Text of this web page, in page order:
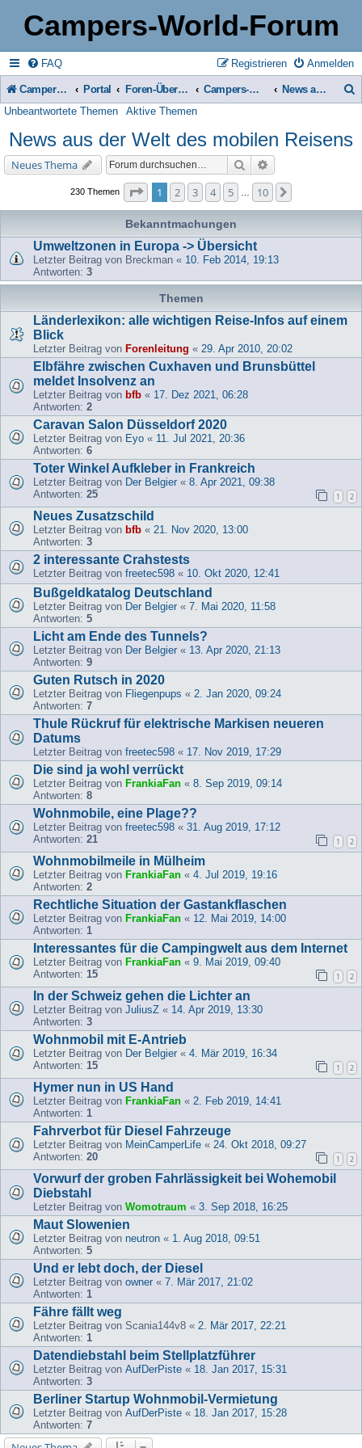
Campers-World-Forum
FAQ Anmelden
Registrieren
Campers-World-Forum Portal Foren-Übersicht Campers-World-Forum Intern News aus der Welt des mobilen Reisens
Unbeantwortete Themen Aktive Themen
News aus der Welt des mobilen Reisens
Neues Thema Suche
230 Themen Seite von
1 2 3 4 5 10
Bekanntmachungen
Umweltzonen in Europa -> Übersicht
Letzter Beitrag von Breckman « 10. Feb 2014, 19:13
Antworten: 3
Themen
Länderlexikon: alle wichtigen Reise-Infos auf einem
Blick
Letzter Beitrag von Forenleitung « 29. Apr 2010, 20:02
Elbfähre zwischen Cuxhaven und Brunsbüttel
meldet Insolvenz an
Letzter Beitrag von bfb « 17. Dez 2021, 06:28
Antworten: 2
Caravan Salon Düsseldorf 2020
Letzter Beitrag von Eyo « 11. Jul 2021, 20:36
Antworten: 6
Toter Winkel Aufkleber in Frankreich
Letzter Beitrag von Der Belgier « 8. Apr 2021, 09:38
Antworten: 25 1 2
Neues Zusatzschild
Letzter Beitrag von bfb « 21. Nov 2020, 13:00
Antworten: 3
2 interessante Crahstests
Letzter Beitrag von freetec598 « 10. Okt 2020, 12:41
Bußgeldkatalog Deutschland
Letzter Beitrag von Der Belgier « 7. Mai 2020, 11:58
Antworten: 5
Licht am Ende des Tunnels?
Letzter Beitrag von Der Belgier « 13. Apr 2020, 21:13
Antworten: 9
Guten Rutsch in 2020
Letzter Beitrag von Fliegenpups « 2. Jan 2020, 09:24
Antworten: 7
Thule Rückruf für elektrische Markisen neueren
Datums
Letzter Beitrag von freetec598 « 17. Nov 2019, 17:29
Die sind ja wohl verrückt
Letzter Beitrag von FrankiaFan « 8. Sep 2019, 09:14
Antworten: 8
Wohnmobile, eine Plage??
Letzter Beitrag von freetec598 « 31. Aug 2019, 17:12
Antworten: 21 1 2
Wohnmobilmeile in Mülheim
Letzter Beitrag von FrankiaFan « 4. Jul 2019, 19:16
Antworten: 2
Rechtliche Situation der Gastankflaschen
Letzter Beitrag von FrankiaFan « 12. Mai 2019, 14:00
Antworten: 1
Interessantes für die Campingwelt aus dem Internet
Letzter Beitrag von FrankiaFan « 9. Mai 2019, 09:40
Antworten: 15 1 2
In der Schweiz gehen die Lichter an
Letzter Beitrag von JuliusZ « 14. Apr 2019, 13:30
Antworten: 3
Wohnmobil mit E-Antrieb
Letzter Beitrag von Der Belgier « 4. Mär 2019, 16:34
Antworten: 15 1 2
Hymer nun in US Hand
Letzter Beitrag von FrankiaFan « 2. Feb 2019, 14:41
Antworten: 1
Fahrverbot für Diesel Fahrzeuge
Letzter Beitrag von MeinCamperLife « 24. Okt 2018, 09:27
Antworten: 20 1 2
Vorwurf der groben Fahrlässigkeit bei Wohemobil
Diebstahl
Letzter Beitrag von Womotraum « 3. Sep 2018, 16:25
Maut Slowenien
Letzter Beitrag von neutron « 1. Aug 2018, 09:51
Antworten: 5
Und er lebt doch, der Diesel
Letzter Beitrag von owner « 7. Mär 2017, 21:02
Antworten: 1
Fähre fällt weg
Letzter Beitrag von Scania144v8 « 2. Mär 2017, 22:21
Antworten: 1
Datendiebstahl beim Stellplatzführer
Letzter Beitrag von AufDerPiste « 18. Jan 2017, 15:31
Antworten: 3
Berliner Startup Wohnmobil-Vermietung
Letzter Beitrag von AufDerPiste « 18. Jan 2017, 15:28
Antworten: 7